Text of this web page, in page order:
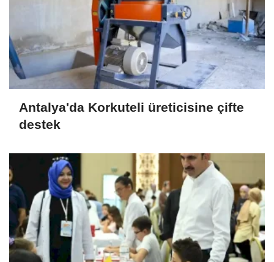
Antalya'da Korkuteli üreticisine çifte
destek